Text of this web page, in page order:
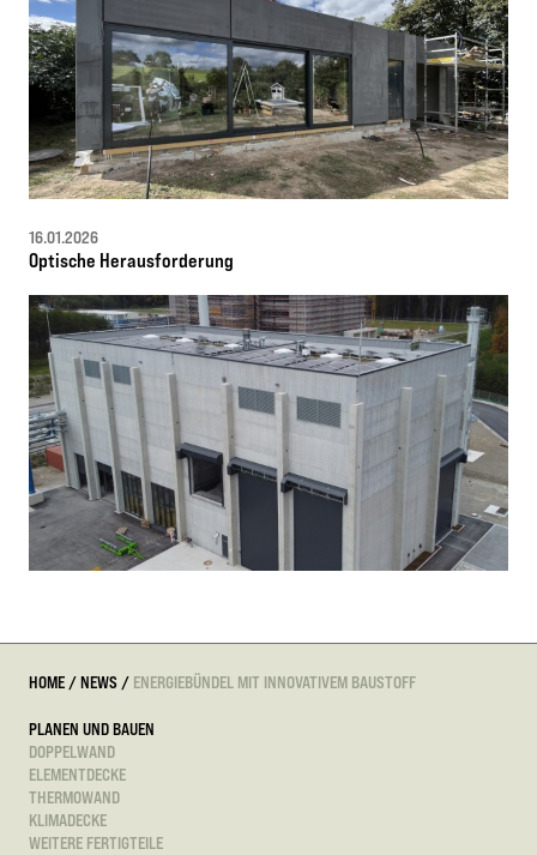
16.01.2026
Optische Herausforderung
HOME /NEWS / ENERGIEBÜNDEL MIT INNOVATIVEM BAUSTOFF
PLANEN UND BAUEN
DOPPELWAND
ELEMENTDECKE
THERMOWAND
KLIMADECKE
WEITERE FERTIGTEILE